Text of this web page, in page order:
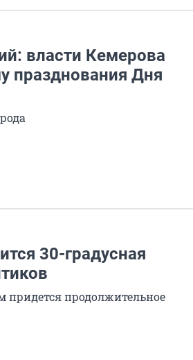
власти Кемерова
празднования Дня
30-градусная
продолжительное